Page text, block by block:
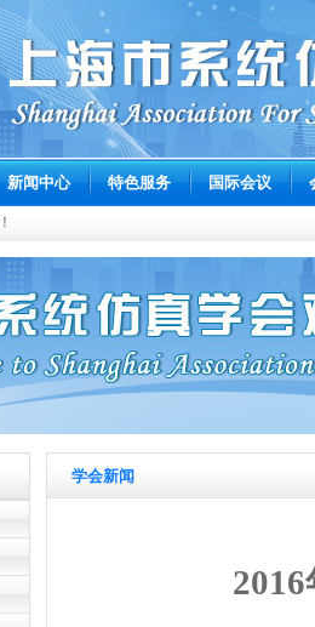
新闻中心 特色服务 国际会议
学会新闻
2016